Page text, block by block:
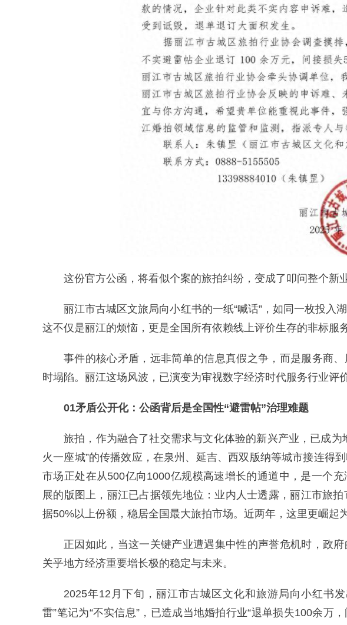
这份官方公函，将看似个案的旅拍纠纷，变成了叩问整个新
丽江市古城区文旅局向小红书的一纸“喊话”，如同一枚投入
这不仅是丽江的烦恼，更是全国所有依赖线上评价生存的非标服
事件的核心矛盾，远非简单的信息真假之争，而是服务商
时塌陷。丽江这场风波，已演变为审视数字经济时代服务行业评
01矛盾公开化：公函背后是全国性“避雷帖”治理难题
旅拍，作为融合了社交需求与文化体验的新兴产业，已成为
火一座城”的传播效应，在泉州、延吉、西双版纳等城市接连得
市场正处在从500亿向1000亿规模高速增长的通道中，是一个
展的版图上，丽江已占据领先地位：业内人士透露，丽江市旅
据50%以上份额，稳居全国最大旅拍市场。近两年，这里更崛起
正因如此，当这一关键产业遭遇集中性的声誉危机时，政
关乎地方经济重要增长极的稳定与未来。
2025年12月下旬，丽江市古城区文化和旅游局向小红书
雷”笔记为“不实信息”，已造成当地婚拍行业“退单损失100余万